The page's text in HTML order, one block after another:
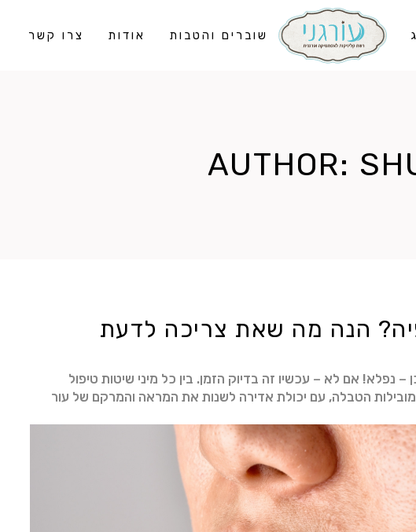
צרו קשר אודות שוברים והטבות
AUTHOR:
הנה מה שאת צריכה לדעת
נפלא! אם לא – עכשיו זה בדיוק הזמן. בין כל מיני שיטות טיפול
מובילות הטבלה, עם יכולת אדירה לשנות את המראה והמרקם של עור